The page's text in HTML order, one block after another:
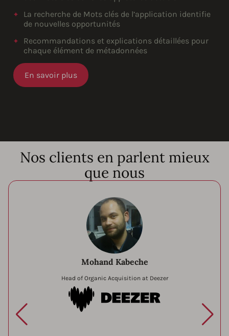
La recherche de Mots clés de l’application identifie
de nouvelles opportunités
Recommandations et explications détaillées pour
chaque élément de métadonnées
En savoir plus
Nos clients en parlent mieux
que nous
Mohand Kabeche
Head of Organic Acquisition at Deezer
Deezer